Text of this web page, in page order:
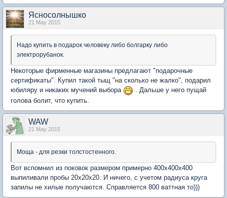
Ясносолнышко
21 May 2015
Надо купить в подарок человеку либо болгарку либо
электрорубанок.
Некоторые фирменные магазины предлагают "подарочные
сертификаты". Купил такой тыщ "на сколько не жалко", подарил
юбиляру и никаких мучений выбора
. Дальше у него пущай
голова болит, что купить.
WAW
21 May 2015
Моща - для резки толстостенного.
Вот вспомнил из поковок размером примерно 400х400х400
выпиливали пробы 20х20х20. И ничего, с учетом радиуса круга
запилы не хилые получаются. Справляется 800 ваттная то)))